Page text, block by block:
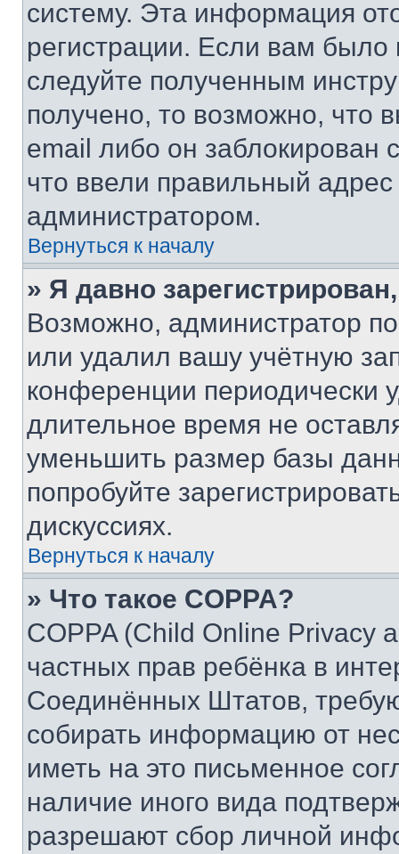
систему. Эта информация
регистрации. Если вам
следуйте полученным
получено, то возможно, что
email либо он
что ввели правильный адрес
администратором.
Вернуться к началу
» Я давно
Возможно, администратор
или удалил вашу учётную
конференции периодически
длительное время не
уменьшить размер базы
попробуйте
дискуссиях.
Вернуться к началу
» Что такое COPPA?
COPPA (Child Online Privacy
частных прав ребёнка в
Соединённых Штатов,
собирать информацию от
иметь на это письменное
наличие иного вида
разрешают сбор личной